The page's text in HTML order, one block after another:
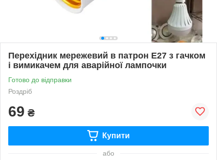
Перехідник мережевий в патрон Е27 з гачком
і вимикачем для аварійної лампочки
Готово до відправки
Роздріб
69 ₴
Купити
або